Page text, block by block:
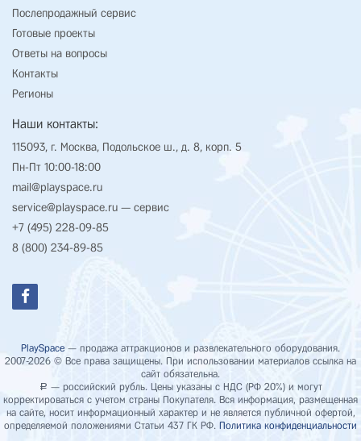
Послепродажный сервис
Готовые проекты
Ответы на вопросы
Контакты
Регионы
Наши контакты:
115093, г. Москва, Подольское ш., д. 8, корп. 5
Пн-Пт 10:00-18:00
mail@playspace.ru
service@playspace.ru — сервис
+7 (495) 228-09-85
8 (800) 234-89-85
PlaySpace — продажа аттракционов и развлекательного оборудования.
2007-2026 © Все права защищены. При использовании материалов ссылка на
сайт обязательна.
Р — российский рубль. Цены указаны с НДС (РФ 20%) и могут
корректироваться с учетом страны Покупателя. Вся информация, размещенная
на сайте, носит информационный характер и не является публичной офертой,
определяемой положениями Статьи 437 ГК РФ. Политика конфиденциальности